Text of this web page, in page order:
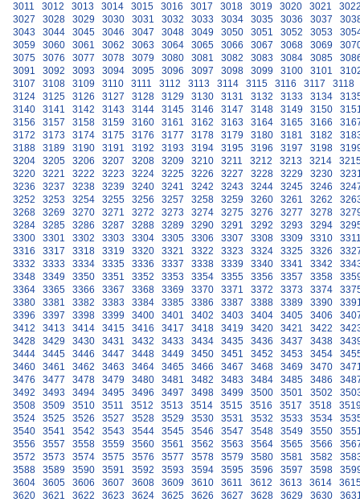
3011
3012 3013 3014 3015 3016 3017 3018 3019 3020 3021
3027
3028 3029 3030 3031 3032 3033 3034 3035 3036 3037
3043
3044 3045 3046 3047 3048 3049 3050 3051 3052 3053
3059
3060 3061 3062 3063 3064 3065 3066 3067 3068 3069
3075
3076 3077 3078 3079 3080 3081 3082 3083 3084 3085
3091
3092 3093 3094 3095 3096 3097 3098 3099 3100 3101
3107
3108 3109 3110 3111 3112 3113 3114 3115 3116 3117
3118
3124
3125 3126 3127 3128 3129 3130 3131 3132 3133 3134
3140
3141 3142 3143 3144 3145 3146 3147 3148 3149 3150
3156
3157 3158 3159 3160 3161 3162 3163 3164 3165 3166
3172
3173 3174 3175 3176 3177 3178 3179 3180 3181 3182
3188
3189 3190 3191 3192 3193 3194 3195 3196 3197 3198
3204
3205 3206 3207 3208 3209 3210 3211 3212 3213 3214
3220
3221 3222 3223 3224 3225 3226 3227 3228 3229 3230
3236
3237 3238 3239 3240 3241 3242 3243 3244 3245 3246
3252
3253 3254 3255 3256 3257 3258 3259 3260 3261 3262
3268
3269 3270 3271 3272 3273 3274 3275 3276 3277 3278
3284
3285 3286 3287 3288 3289 3290 3291 3292 3293 3294
3300
3301 3302 3303 3304 3305 3306 3307 3308 3309 3310
3316
3317 3318 3319 3320 3321 3322 3323 3324 3325 3326
3332
3333 3334 3335 3336 3337 3338 3339 3340 3341 3342
3348
3349 3350 3351 3352 3353 3354 3355 3356 3357 3358
3364
3365 3366 3367 3368 3369 3370 3371 3372 3373 3374
3380
3381 3382 3383 3384 3385 3386 3387 3388 3389 3390
3396
3397 3398 3399 3400 3401 3402 3403 3404 3405 3406
3412
3413 3414 3415 3416 3417 3418 3419 3420 3421 3422
3428
3429 3430 3431 3432 3433 3434 3435 3436 3437 3438
3444
3445 3446 3447 3448 3449 3450 3451 3452 3453 3454
3460
3461 3462 3463 3464 3465 3466 3467 3468 3469 3470
3476
3477 3478 3479 3480 3481 3482 3483 3484 3485 3486
3492
3493 3494 3495 3496 3497 3498 3499 3500 3501 3502
3508
3509 3510 3511 3512 3513 3514 3515 3516 3517 3518
3524
3525 3526 3527 3528 3529 3530 3531 3532 3533 3534
3540
3541 3542 3543 3544 3545 3546 3547 3548 3549 3550
3556
3557 3558 3559 3560 3561 3562 3563 3564 3565 3566
3572
3573 3574 3575 3576 3577 3578 3579 3580 3581 3582
3588
3589 3590 3591 3592 3593 3594 3595 3596 3597 3598
3604
3605 3606 3607 3608 3609 3610 3611 3612 3613 3614
3620
3621 3622 3623 3624 3625 3626 3627 3628 3629 3630